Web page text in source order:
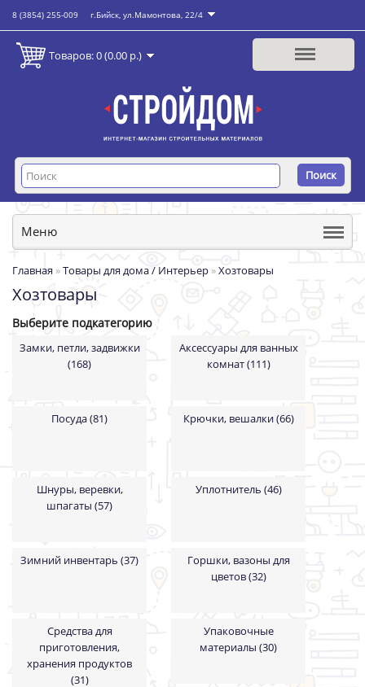
8 (3854) 255-009 г.Бийск, ул.Мамонтова, 22/4
Товаров: 0 (0.00 р.)
Поиск
Меню
Главная »Товары для дома / Интерьер »Хозтовары
Хозтовары
Выберите подкатегорию
Замки, петли, задвижки
(168)
Аксессуары для ванных
комнат (111)
Посуда (81) Крючки, вешалки (66)
Шнуры, веревки,
шпагаты (57)
Уплотнитель (46)
Зимний инвентарь (37)
Горшки, вазоны для
цветов (32)
Средства для
приготовления,
хранения продуктов
(31)
Упаковочные
материалы (30)